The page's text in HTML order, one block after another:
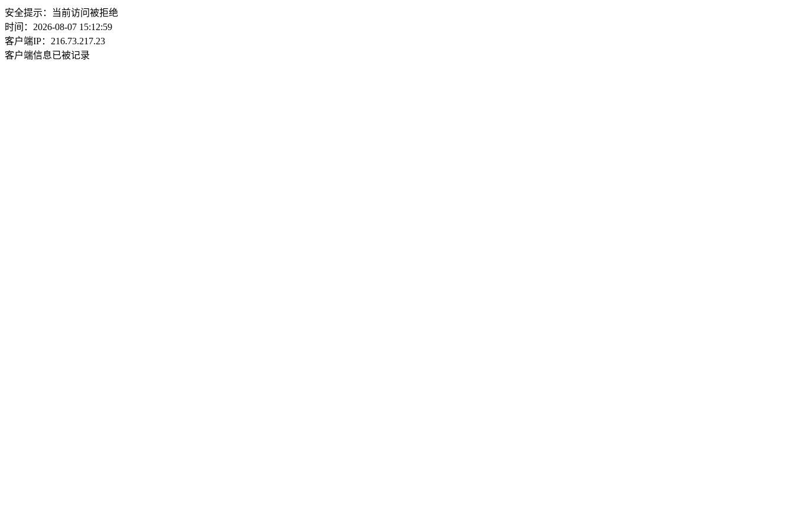
安全提示：当前访问被拒绝
时间：2026-08-07 15:12:59
客户端IP：216.73.217.23
客户端信息已被记录